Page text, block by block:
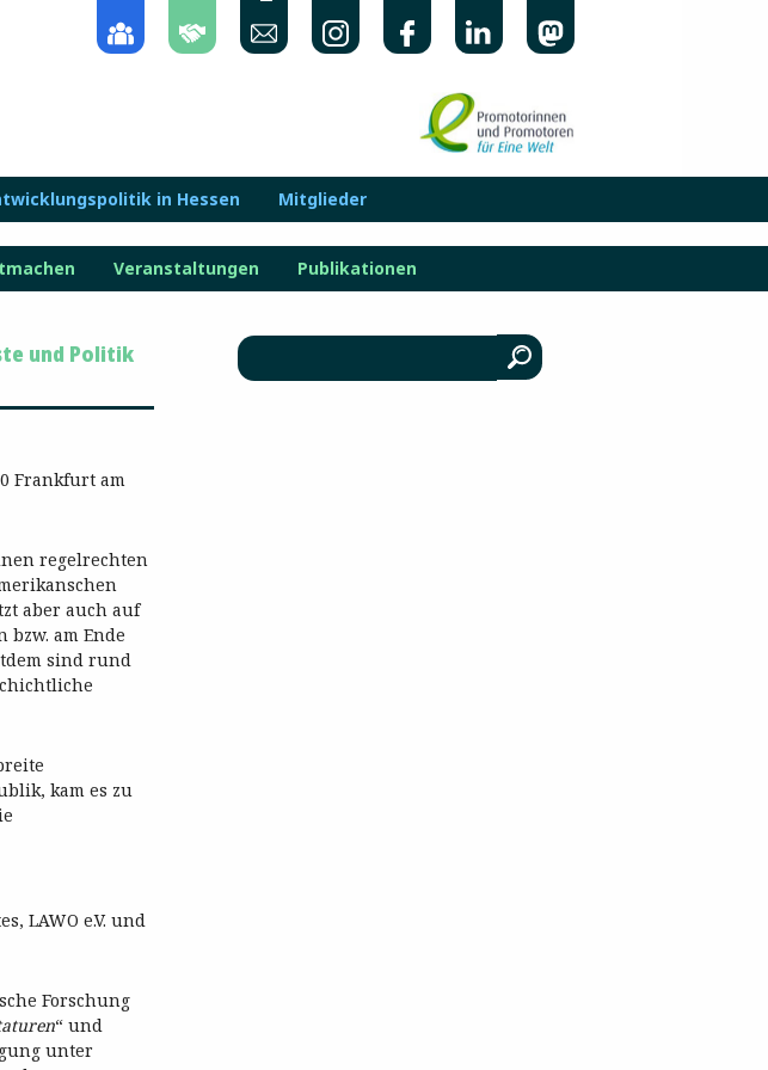
in Hessen Mitglieder
Veranstaltungen Publikationen
und Politik
Frankfurt am
regelrechten
aber auch auf
am Ende
sind rund
kam es zu
LAWO e.V. und
Forschung
“ und
unter